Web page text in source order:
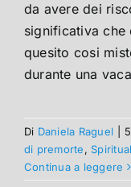
da avere dei
significativa che
quesito cosi
durante una
Di Daniela Raguel
di premorte,
Continua a leggere